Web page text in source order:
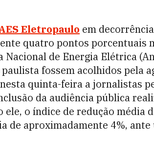
Eletropaulo em
quatro pontos porcentuais
de Energia Elétrica
fossem acolhidos pela
quinta-feira a jornalistas
da audiência pública
ele, o índice de redução média
de aproximadamente 4%, ante